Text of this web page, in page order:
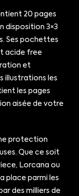
20 pages
disposition 3×3
Ses pochettes
acide free
et
illustrations les
les pages
aisée de votre
protection
Que ce soit
Lorcana ou
place parmi les
des milliers de